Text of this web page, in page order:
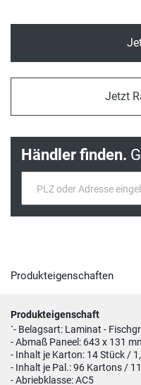
Jetzt
Händler finden.
Produkteigenschaften
Produkteigenschaft
`- Belagsart: Laminat -
- Abmaß Paneel: 643 x 131
- Inhalt je Karton: 14 Stück /
- Inhalt je Pal.: 96 Kartons /
- Abriebklasse: AC5